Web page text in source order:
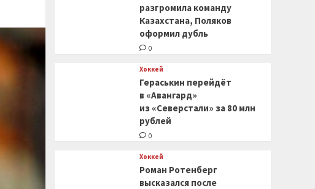
разгромила команду
Казахстана, Поляков
оформил дубль
0
Хоккей
Гераськин перейдёт
в «Авангард»
из «Северстали» за 80 млн
рублей
0
Хоккей
Роман Ротенберг
высказался после